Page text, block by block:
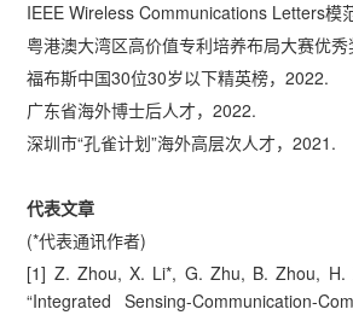
IEEE Wireless Communications Letters模
粤港澳大湾区高价值专利培养布局大赛优
福布斯中国30位30岁以下精英榜，2022.
广东省海外博士后人才，2022.
深圳市“孔雀计划”海外高层次人才，2021.
代表文章
(*代表通讯作者)
[1] Z. Zhou, X. Li*, G. Zhu, B. Zhou, H.
“Integrated Sensing-Communication-